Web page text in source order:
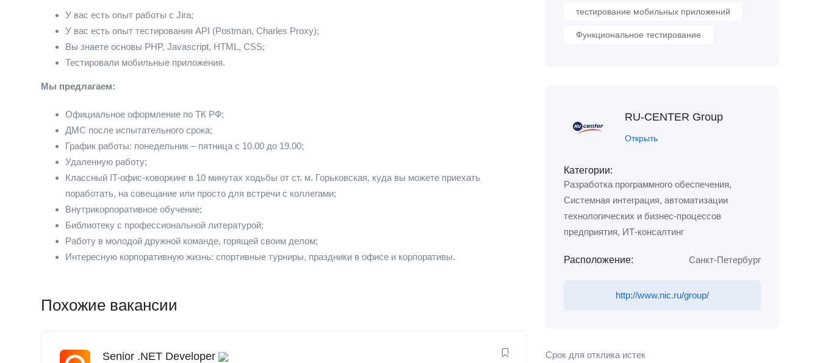
У вас есть опыт работы с Jira;
У вас есть опыт тестирования API (Postman, Charles Proxy);
Вы знаете основы PHP, Javascript, HTML, CSS;
Тестировали мобильные приложения.
Мы предлагаем:
Официальное оформление по ТК РФ;
ДМС после испытательного срока;
График работы: понедельник – пятница с 10.00 до 19.00;
Удаленную работу;
Классный IT-офис-коворкинг в 10 минутах ходьбы от ст. м. Горьковская, куда вы можете приехать
поработать, на совещание или просто для встречи с коллегами;
Внутрикорпоративное обучение;
Библиотеку с профессиональной литературой;
Работу в молодой дружной команде, горящей своим делом;
Интересную корпоративную жизнь: спортивные турниры, праздники в офисе и корпоративы.
Похожие вакансии
Senior .NET Developer
тестирование мобильных приложений
Функциональное тестирование
RU-CENTER Group
Открыть
Категории:
Разработка программного обеспечения,
Системная интеграция, автоматизации
технологических и бизнес-процессов
предприятия, ИТ-консалтинг
Расположение: Санкт-Петербург
http://www.nic.ru/group/
Срок для отклика истек